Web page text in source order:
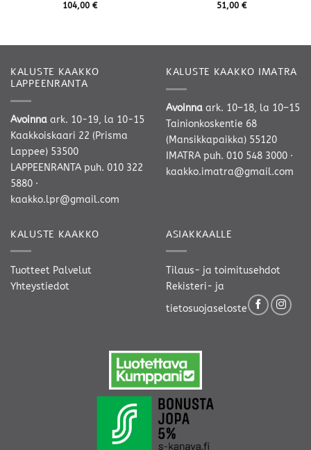
104,00 €
51,00 €
KALUSTE KAAKKO
LAPPEENRANTA
Avoinna ark. 10-19, la 10-15
Kaakkoiskaari 22 (Prisma
Lappee) 53500
LAPPEENRANTA puh. 010 322
5880 ·
kaakko.lpr@gmail.com
KALUSTE KAAKKO IMATRA
Avoinna ark. 10–18, la 10–15
Tainionkoskentie 68
(Mansikkapaikka) 55120
IMATRA puh. 010 548 3000 ·
kaakko.imatra@gmail.com
KALUSTE KAAKKO
Tuotteet Palvelut
Yhteystiedot
ASIAKKAALLE
Tilaus- ja toimitusehdot
Rekisteri- ja
tietosuojaseloste